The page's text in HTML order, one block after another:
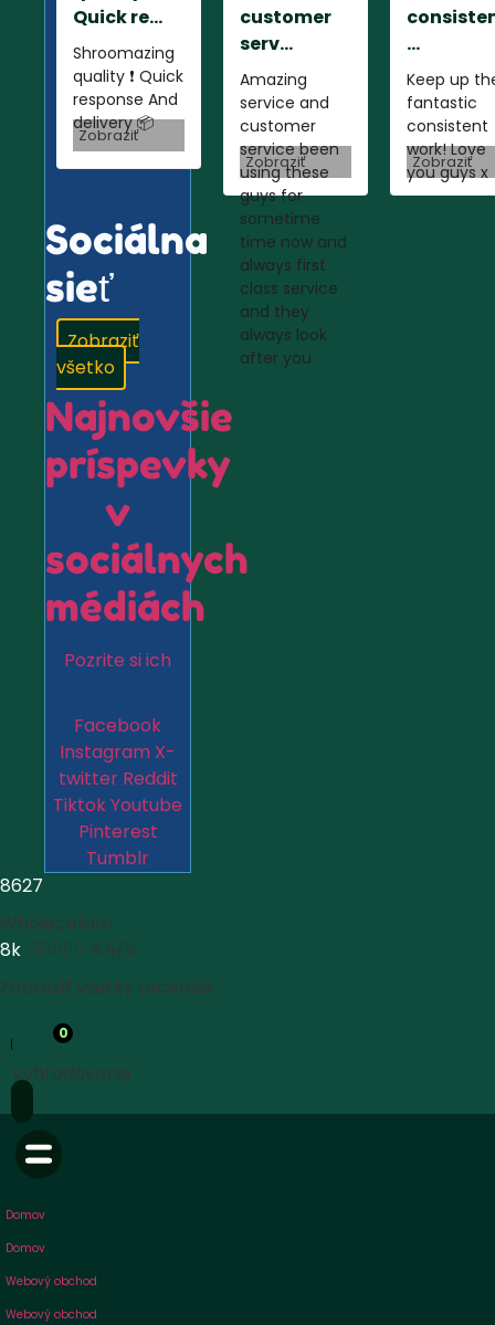
Quick re...
Shroomazing
quality ❗️ Quick
response And
delivery 📦
Zobraziť
customer
serv...
Amazing
service and
customer
service been
using these
guys for
sometime
time now and
always first
class service
and they
always look
after you
Zobraziť
...
Keep up
fantastic
consistent
work! Love
you guys x
Zobraziť
Sociálna
sieť
Zobraziť
všetko
Najnovšie
príspevky
v
sociálnych
médiách
Pozrite si ich
Facebook
Instagram X-
twitter Reddit
TiktokYoutube
Pinterest
Tumblr
8627
Wholecelium
8k  4.5/5
Zobraziť všetky recenzie
0
Vyhľadávanie
Domov
Domov
Webový obchod
Webový obchod